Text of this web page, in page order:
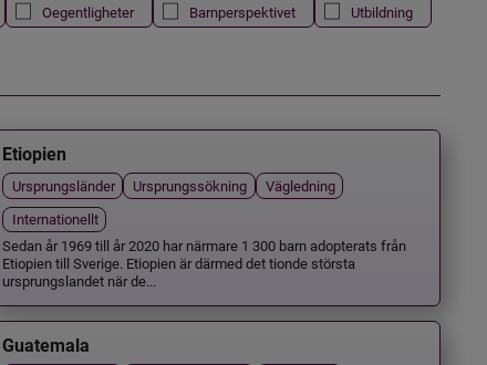
Oegentligheter Barnperspektivet
Utbildning
Etiopien
Ursprungsländer Ursprungssökning
Vägledning
Internationellt
Sedan år 1969 till år 2020 har närmare 1 300 barn adopterats från
Etiopien till Sverige. Etiopien är därmed det tionde största
ursprungslandet när de...
Guatemala